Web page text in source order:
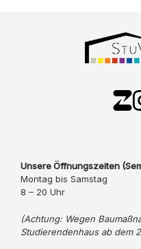
Unsere Öffnungszeiten
Montag bis Samstag
8 – 20 Uhr
(Achtung: Wegen
Studierendenhaus ab dem